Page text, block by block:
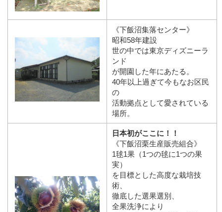
《下飯沼集落センター》
昭和58年建設
世の中では東京ディズニーラ
ンド
が開園した年にあたる。
40年以上過ぎて今もなお区民
の
活動拠点として愛されている
場所。
日本初がここに！！
《下飯沼栗生産販売組合》
1毬1果（1つの毬に1つの果
実）
を目標とした高度な栽培技
術、
徹底した選果選別、
全果洗浄により